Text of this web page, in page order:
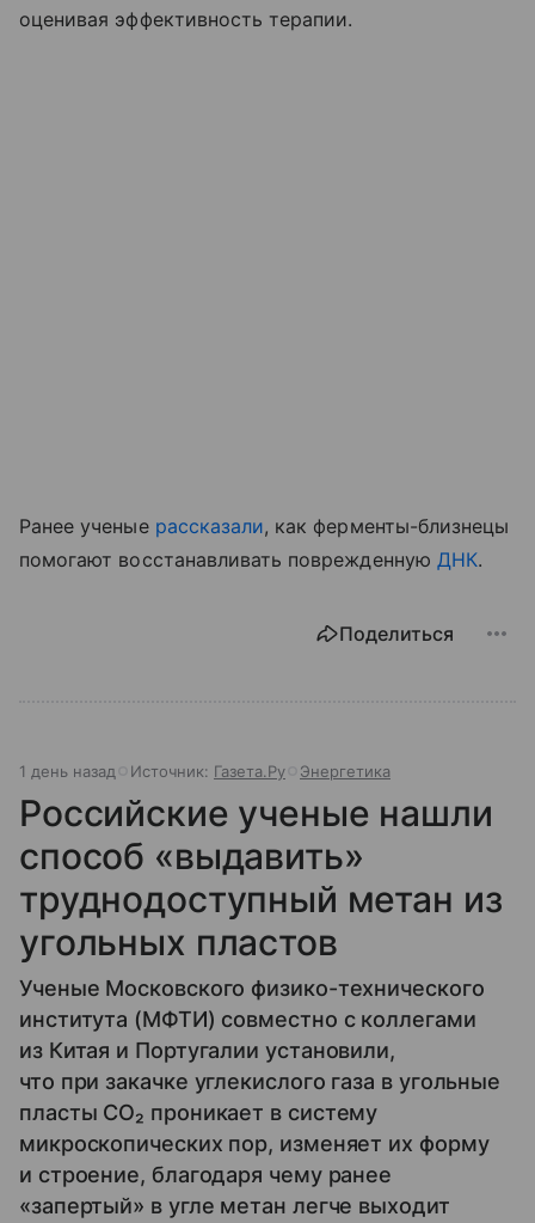
оценивая эффективность терапии.
Ранее ученые рассказали, как ферменты-близнецы
помогают восстанавливать поврежденную ДНК.
Поделиться
1 день назад Источник: Газета.Ру Энергетика
Российские ученые нашли
способ «выдавить»
труднодоступный метан из
угольных пластов
Ученые Московского физико-технического
института (МФТИ) совместно с коллегами
из Китая и Португалии установили,
что при закачке углекислого газа в угольные
пласты CO₂ проникает в систему
микроскопических пор, изменяет их форму
и строение, благодаря чему ранее
«запертый» в угле метан легче выходит